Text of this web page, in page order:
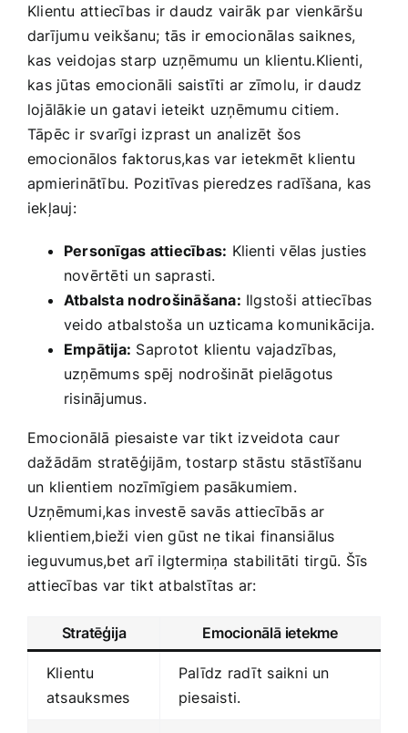
Klientu attiecības ir daudz vairāk par⁣ vienkāršu
darījumu ‌veikšanu; tās ir emocionālas saiknes,
‌kas veidojas ‌starp ⁢uzņēmumu ​un klientu.Klienti,
⁣kas jūtas ⁢emocionāli ⁢saistīti ar zīmolu, ir ‍daudz
lojālākie ‍un ⁣gatavi ieteikt uzņēmumu citiem.⁤
Tāpēc ir svarīgi izprast un analizēt šos ​
emocionālos faktorus,kas⁤ var ietekmēt klientu
apmierinātību. Pozitīvas pieredzes radīšana, kas
iekļauj:
Personīgas attiecības: Klienti vēlas justies
novērtēti un ⁤saprasti.
Atbalsta ⁣nodrošināšana: Ilgstoši attiecības⁤
veido atbalstoša⁣ un ‌uzticama komunikācija.
Empātija: Saprotot klientu⁤ vajadzības, ​
uzņēmums ⁢spēj nodrošināt‌ pielāgotus
risinājumus.
Emocionālā piesaiste var tikt izveidota⁣ caur
dažādām ⁢stratēģijām, tostarp​ stāstu stāstīšanu
⁤un klientiem ⁤nozīmīgiem pasākumiem.
Uzņēmumi,kas investē ‌savās attiecībās ar
klientiem,bieži ⁤vien gūst ne⁢ tikai finansiālus
ieguvumus,bet arī ​ilgtermiņa‍ stabilitāti tirgū.‌ Šīs​
attiecības var⁣ tikt​ atbalstītas ar:
Stratēģija Emocionālā ietekme
Klientu
atsauksmes
Palīdz ⁤radīt saikni un
piesaisti.